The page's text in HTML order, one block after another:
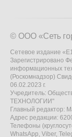
© ООО «Сеть
Сетевое издание
Зарегистрировано
информационных
(Роскомнадзор)
06.02.2023 г.
Учредитель:
ТЕХНОЛОГИИ"
Главный редактор:
Адрес редакции:
Телефоны
WhatsApp, Viber,